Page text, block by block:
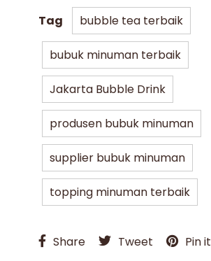
Tag bubble tea terbaik
bubuk minuman terbaik
Jakarta Bubble Drink
produsen bubuk minuman
supplier bubuk minuman
topping minuman terbaik
Share Tweet Pin it